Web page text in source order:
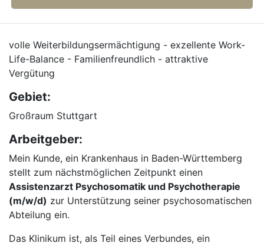
volle Weiterbildungsermächtigung - exzellente Work-
Life-Balance - Familienfreundlich - attraktive
Vergütung
Gebiet:
Großraum Stuttgart
Arbeitgeber:
Mein Kunde, ein Krankenhaus in Baden-Württemberg
stellt zum nächstmöglichen Zeitpunkt einen
Assistenzarzt Psychosomatik und Psychotherapie
(m/w/d) zur Unterstützung seiner psychosomatischen
Abteilung ein.
Das Klinikum ist, als Teil eines Verbundes, ein